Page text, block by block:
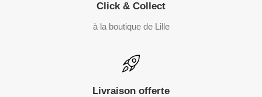
Click & Collect
à la boutique de Lille
Livraison offerte